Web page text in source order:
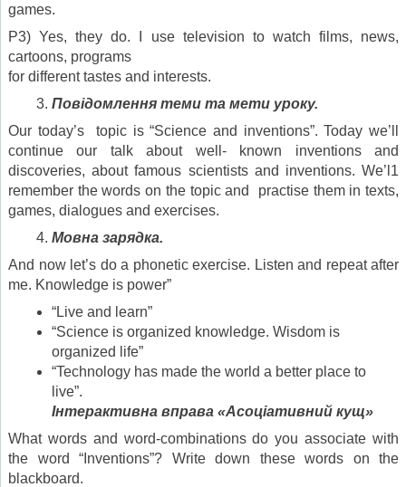
games.
P3) Yes, they do. I use television to watch films, news,
cartoons, programs
for different tastes and interests.
Повідомлення теми та мети уроку.
Our today’s topic is “Science and inventions”. Today we’ll
continue our talk about well- known inventions and
discoveries, about famous scientists and inventions. We’l1
remember the words on the topic and practise them in texts,
games, dialogues and exercises.
Мовна зарядка.
And now let’s do a phonetic exercise. Listen and repeat after
me. Knowledge is power”
“Live and learn”
“Science is organized knowledge. Wisdom is
organized life”
“Technology has made the world a better place to
live”.
Інтерактивна вправа «Асоціативний кущ»
What words and word-combinations dо you associate with
the word “Inventions”? Write down these words on the
blackboard.